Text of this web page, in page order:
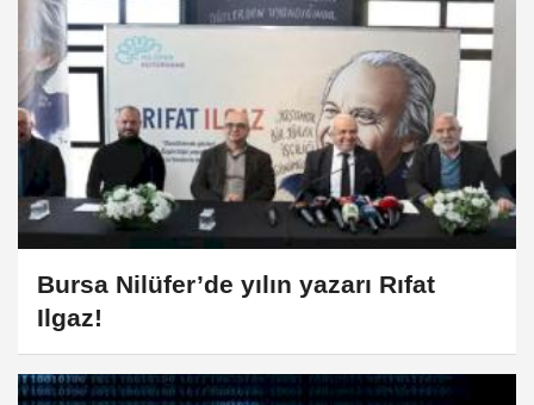
Bursa Nilüfer’de yılın yazarı Rıfat
Ilgaz!